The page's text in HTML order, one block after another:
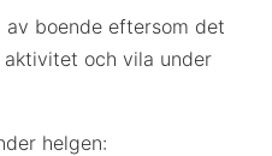
boende eftersom det
och vila under
helgen: